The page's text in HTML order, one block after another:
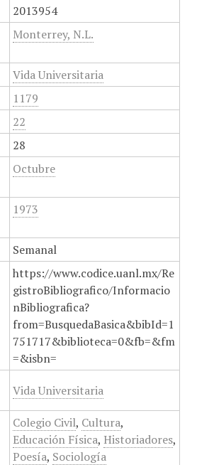
2013954
Monterrey, N.L.
Vida Universitaria
1179
22
28
Octubre
1973
Semanal
https://www.codice.uanl.mx/Re
gistroBibliografico/Informacio
nBibliografica?
from=BusquedaBasica&bibId=1
751717&biblioteca=0&fb=&fm
=&isbn=
Vida Universitaria
Colegio Civil, Cultura,
Educación Física, Historiadores,
Poesía, Sociología